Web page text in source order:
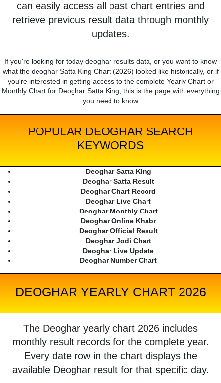
can easily access all past chart entries and
retrieve previous result data through monthly
updates.
If you're looking for today deoghar results data, or you want to know
what the deoghar Satta King Chart (2026) looked like historically, or if
you're interested in getting access to the complete Yearly Chart or
Monthly Chart for Deoghar Satta King, this is the page with everything
you need to know
POPULAR DEOGHAR SEARCH
KEYWORDS
Deoghar Satta King
Deoghar Satta Result
Deoghar Chart Record
Deoghar Live Chart
Deoghar Monthly Chart
Deoghar Online Khabr
Deoghar Official Result
Deoghar Jodi Chart
Deoghar Live Update
Deoghar Number Chart
DEOGHAR YEARLY CHART 2026
The Deoghar yearly chart 2026 includes
monthly result records for the complete year.
Every date row in the chart displays the
available Deoghar result for that specific day.